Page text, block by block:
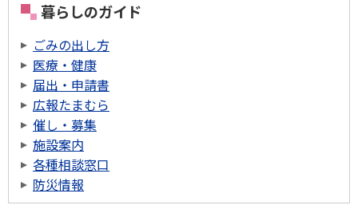
暮らしのガイド
ごみの出し方
医療・健康
届出・申請書
広報たまむら
催し・募集
施設案内
各種相談窓口
防災情報